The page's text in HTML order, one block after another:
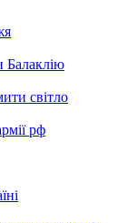
Балаклію
світло
рф